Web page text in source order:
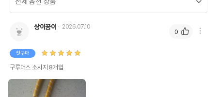
상이꿈이 2026.07.10
첫구매
구루머스 소시지 8개입
0